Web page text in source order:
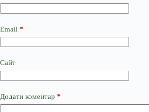
Email *
Сайт
Додати коментар *